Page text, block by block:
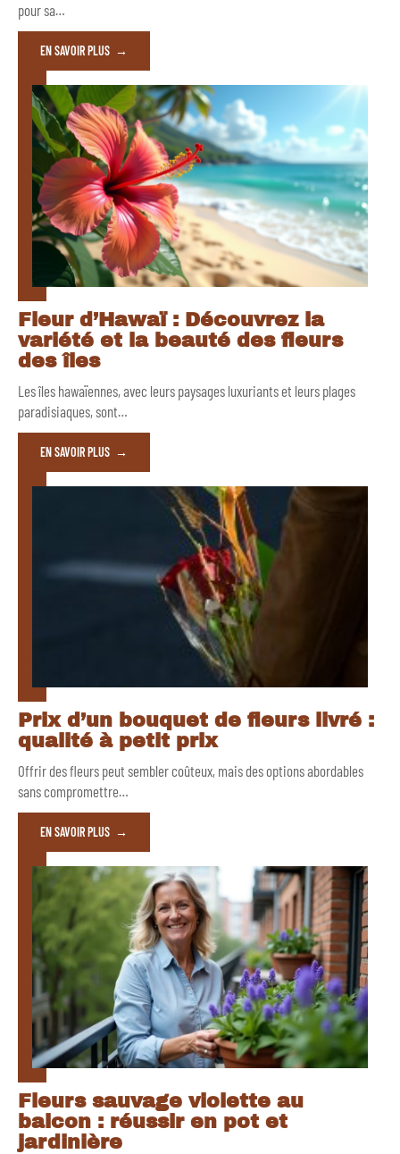
pour sa…
EN SAVOIR PLUS
Fleur d’Hawaï : Découvrez la
variété et la beauté des fleurs
des îles
Les îles hawaïennes, avec leurs paysages luxuriants et leurs plages
paradisiaques, sont…
EN SAVOIR PLUS
Prix d’un bouquet de fleurs livré :
qualité à petit prix
Offrir des fleurs peut sembler coûteux, mais des options abordables
sans compromettre…
EN SAVOIR PLUS
Fleurs sauvage violette au
balcon : réussir en pot et
jardinière